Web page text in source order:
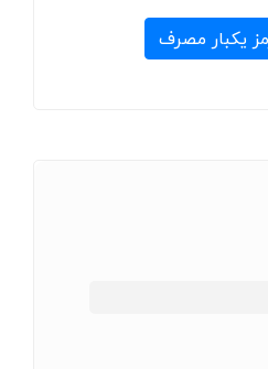
یکبار مصرف